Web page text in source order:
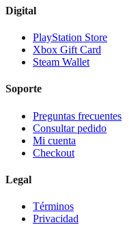
Digital
PlayStation Store
Xbox Gift Card
Steam Wallet
Soporte
Preguntas frecuentes
Consultar pedido
Mi cuenta
Checkout
Legal
Términos
Privacidad